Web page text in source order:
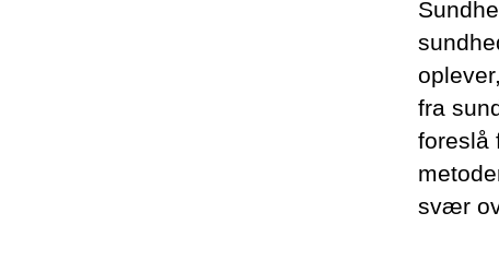
fra
foreslå
svær